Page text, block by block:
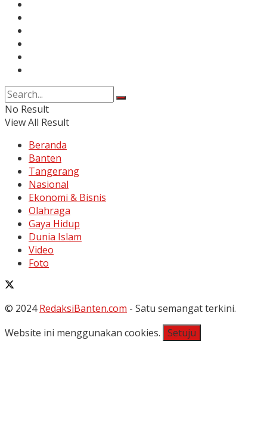
No Result
View All Result
Beranda
Banten
Tangerang
Nasional
Ekonomi & Bisnis
Olahraga
Gaya Hidup
Dunia Islam
Video
Foto
© 2024RedaksiBanten.com - Satu semangat terkini.
Website ini menggunakan cookies. Setuju